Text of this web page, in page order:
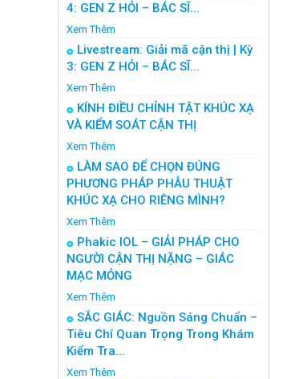
4: GEN Z HỎI – BÁC SĨ...
Xem Thêm
Livestream: Giải mã cận thị | Kỳ
3: GEN Z HỎI – BÁC SĨ...
Xem Thêm
KÍNH ĐIỀU CHỈNH TẬT KHÚC XẠ
VÀ KIỂM SOÁT CẬN THỊ
Xem Thêm
LÀM SAO ĐỂ CHỌN ĐÚNG
PHƯƠNG PHÁP PHẪU THUẬT
KHÚC XẠ CHO RIÊNG MÌNH?
Xem Thêm
Phakic IOL – GIẢI PHÁP CHO
NGƯỜI CẬN THỊ NẶNG – GIÁC
MẠC MỎNG
Xem Thêm
SẮC GIÁC: Nguồn Sáng Chuẩn –
Tiêu Chí Quan Trọng Trong Khám
Kiểm Tra...
Xem Thêm